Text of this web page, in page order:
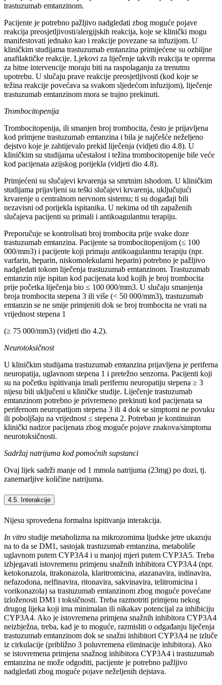
trastuzumab emtanzinom.
Pacijente je potrebno pažljivo nadgledati zbog moguće pojave
reakcija preosjetljivosti/alergijskih reakcija, koje se klinički mogu
manifestovati jednako kao i reakcije povezane sa infuzijom. U
kliničkim studijama trastuzumab emtanzina primijećene su ozbiljne
anafilaktičke reakcije. Ljekovi za liječenje takvih reakcija te oprema
za hitne intervencije moraju biti na raspolaganju za trenutnu
upotrebu. U slučaju prave reakcije preosjetljivosti (kod koje se
težina reakcije povećava sa svakom sljedećom infuzijom), liječenje
trastuzumab emtanzinom mora se trajno prekinuti.
Trombocitopenija
Trombocitopenija, ili smanjen broj trombocita, često je prijavljena
kod primjene trastuzumab emtanzina i bila je najčešće neželjeno
dejstvo koje je zahtijevalo prekid liječenja (vidjeti dio 4.8). U
kliničkim su studijama učestalost i težina trombocitopenije bile veće
kod pacijenata azijskog porijekla (vidjeti dio 4.8).
Primjećeni su slučajevi krvarenja sa smrtnim ishodom. U kliničkim
studijama prijavljeni su teški slučajevi krvarenja, uključujući
krvarenje u centralnom nervnom sistemu; ti su događaji bili
nezavisni od porijekla ispitanika. U nekima od tih zapaženih
slučajeva pacijenti su primali i antikoagulantnu terapiju.
Preporučuje se kontrolisati broj trombocita prije svake doze
trastuzumab emtanzina. Pacijente sa trombocitopenijom (≤ 100
000/mm3) i pacijente koji primaju antikoagulantnu terapiju (npr.
varfarin, heparin, niskomolekularni heparin) potrebno je pažljivo
nadgledati tokom liječenja trastuzumab emtanzinom. Trastuzumab
emtanzin nije ispitan kod pacijenata kod kojih je broj trombocita
prije početka liječenja bio ≤ 100 000/mm3. U slučaju smanjenja
broja trombocita stepena 3 ili više (< 50 000/mm3), trastuzumab
emtanzin se ne smije primjeniti dok se broj trombocita ne vrati na
vrijednost stepena 1
(≥ 75 000/mm3) (vidjeti dio 4.2).
Neurotoksičnost
U kliničkim studijama trastuzumab emtanzina prijavljena je periferna
neuropatija, uglavnom stepena 1 i pretežno senzorna. Pacijenti koji
su na početku ispitivanja imali perifernu neuropatiju stepena ≥ 3
nijesu bili uključeni u kliničke studije. Liječenje trastuzumab
emtanzinom potrebno je privremeno prekinuti kod pacijenata sa
perifernom neuropatijom stepena 3 ili 4 dok se simptomi ne povuku
ili poboljšaju na vrijednost ≤ stepena 2. Potreban je kontinuiran
klinički nadzor pacijenata zbog moguće pojave znakova/simptoma
neurotoksičnosti.
Sadržaj natrijuma kod pomoćnih supstanci
Ovaj lijek sadrži manje od 1 mmola natrijuma (23mg) po dozi, tj.
zanemarljive količine natrijuma.
4.5. Interakcije
Nijesu sprovedena formalna ispitivanja interakcija.
In vitro studije metabolizma na mikrozomima ljudske jetre ukazuju
na to da se DM1, sastojak trastuzumab emtanzina, metaboliše
uglavnom putem CYP3A4 i u manjoj mjeri putem CYP3A5. Treba
izbjegavati istovremenu primjenu snažnih inhibitora CYP3A4 (npr.
ketokonazola, itrakonazola, klaritromicina, atazanavira, indinavira,
nefazodona, nelfinavira, ritonavira, sakvinavira, telitromicina i
vorikonazola) sa trastuzumab emtanzinom zbog moguće povećane
izloženosti DM1 i toksičnosti. Treba razmotriti primjenu nekog
drugog lijeka koji ima minimalan ili nikakav potencijal za inhibiciju
CYP3A4. Ako je istovremena primjena snažnih inhibitora CYP3A4
neizbježna, treba, kad je to moguće, razmisliti o odgađanju liječenja
trastuzumab emtanzinom dok se snažni inhibitori CYP3A4 ne izluče
iz cirkulacije (približno 3 poluvremena eliminacije inhibitora). Ako
se istovremena primjena snažnog inhibitora CYP3A4 i trastuzumab
emtanzina ne može odgoditi, pacijente je potrebno pažljivo
nadgledati zbog moguće pojave neželjenih dejstava.